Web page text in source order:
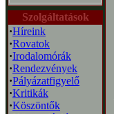
Szolgáltatások
·Híreink
·Rovatok
·Irodalomórák
·Rendezvények
·Pályázatfigyelő
·Kritikák
·Köszöntők